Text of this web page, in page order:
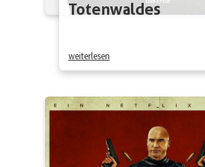
Totenwaldes
weiterlesen